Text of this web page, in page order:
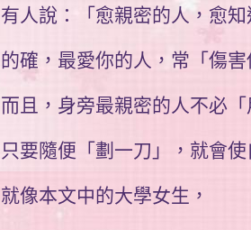
有人說：「愈親密的人，愈
的確，最愛你的人，常「傷
而且，身旁最親密的人不必
只要隨便「劃一刀」，就會
就像本文中的大學女生，